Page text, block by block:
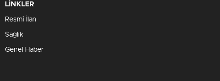
LİNKLER
Resmi İlan
Sağlık
Genel Haber